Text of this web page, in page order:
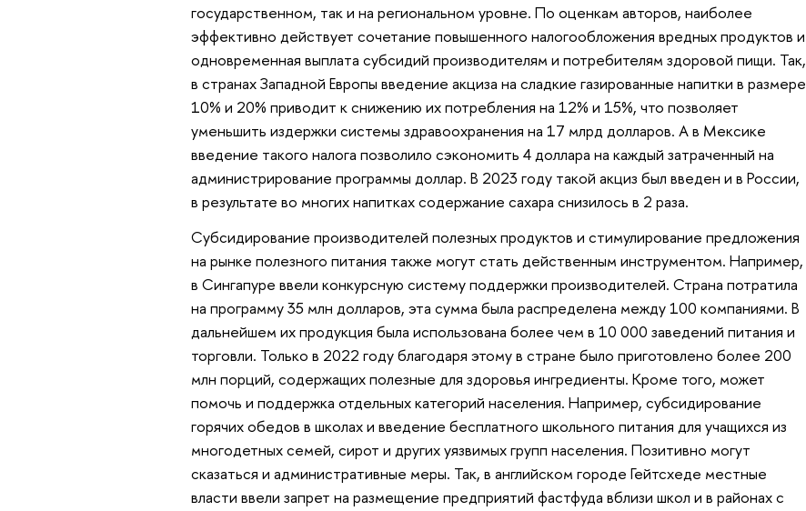
государственном, так и на региональном уровне. По оценкам авторов, наиболее
эффективно действует сочетание повышенного налогообложения вредных продуктов и
одновременная выплата субсидий производителям и потребителям здоровой пищи. Так,
в странах Западной Европы введение акциза на сладкие газированные напитки в размере
10% и 20% приводит к снижению их потребления на 12% и 15%, что позволяет
уменьшить издержки системы здравоохранения на 17 млрд долларов. А в Мексике
введение такого налога позволило сэкономить 4 доллара на каждый затраченный на
администрирование программы доллар. В 2023 году такой акциз был введен и в России,
в результате во многих напитках содержание сахара снизилось в 2 раза.
Субсидирование производителей полезных продуктов и стимулирование предложения
на рынке полезного питания также могут стать действенным инструментом. Например,
в Сингапуре ввели конкурсную систему поддержки производителей. Страна потратила
на программу 35 млн долларов, эта сумма была распределена между 100 компаниями. В
дальнейшем их продукция была использована более чем в 10 000 заведений питания и
торговли. Только в 2022 году благодаря этому в стране было приготовлено более 200
млн порций, содержащих полезные для здоровья ингредиенты. Кроме того, может
помочь и поддержка отдельных категорий населения. Например, субсидирование
горячих обедов в школах и введение бесплатного школьного питания для учащихся из
многодетных семей, сирот и других уязвимых групп населения. Позитивно могут
сказаться и административные меры. Так, в английском городе Гейтсхеде местные
власти ввели запрет на размещение предприятий фастфуда вблизи школ и в районах с